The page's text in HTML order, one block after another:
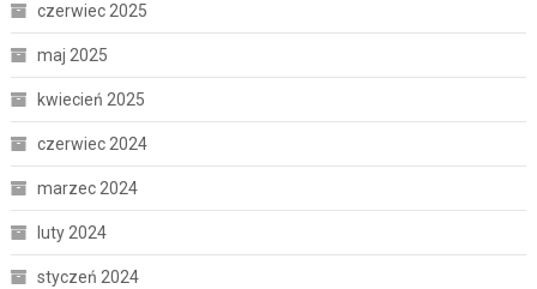
czerwiec 2025
maj 2025
kwiecień 2025
czerwiec 2024
marzec 2024
luty 2024
styczeń 2024